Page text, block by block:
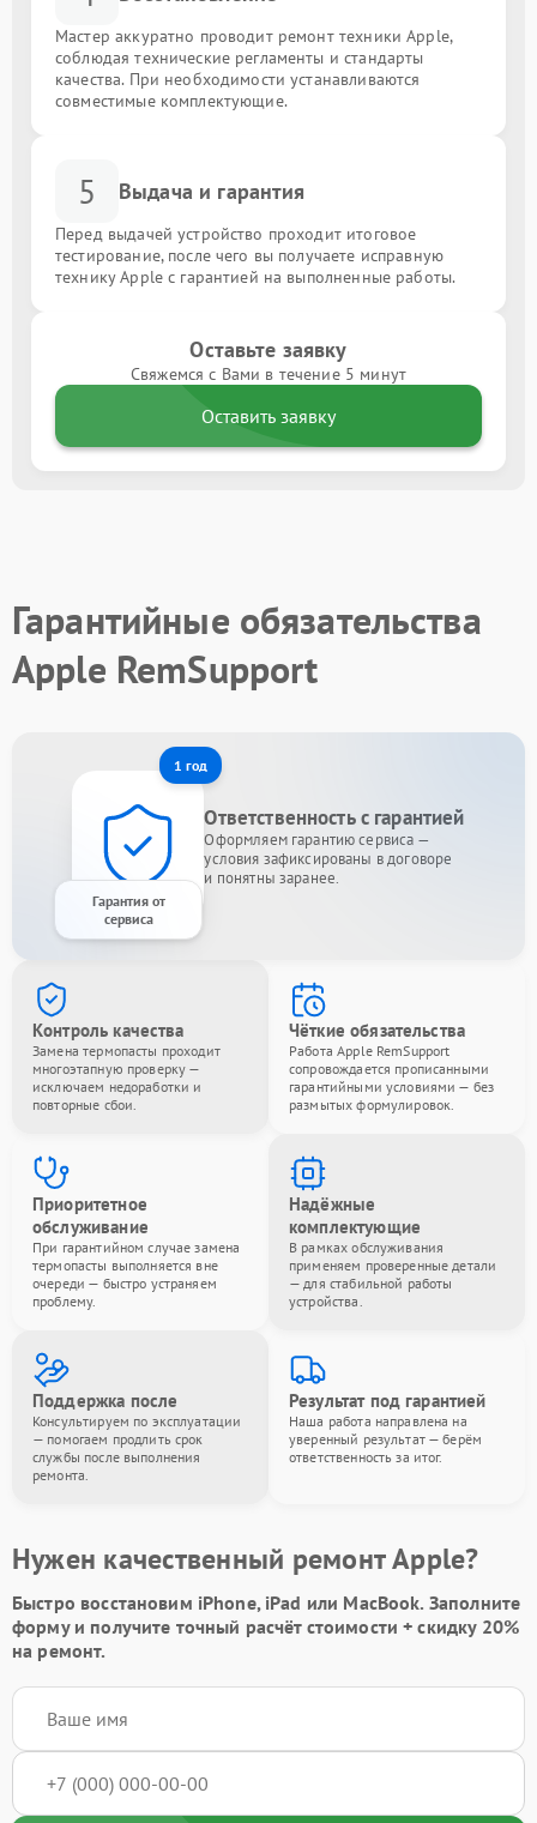
Мастер аккуратно проводит ремонт техники Apple,
соблюдая технические регламенты и стандарты
качества. При необходимости устанавливаются
совместимые комплектующие.
5 Выдача и гарантия
Перед выдачей устройство проходит итоговое
тестирование, после чего вы получаете исправную
технику Apple с гарантией на выполненные работы.
Оставьте заявку
Свяжемся с Вами в течение 5 минут
Оставить заявку
Гарантийные обязательства
Apple RemSupport
1 год
Гарантия от
сервиса
Ответственность с гарантией
Оформляем гарантию сервиса —
условия зафиксированы в договоре
и понятны заранее.
Контроль качества
Замена термопасты проходит
многоэтапную проверку —
исключаем недоработки и
повторные сбои.
Чёткие обязательства
Работа Apple RemSupport
сопровождается прописанными
гарантийными условиями — без
размытых формулировок.
Приоритетное
обслуживание
При гарантийном случае замена
термопасты выполняется вне
очереди — быстро устраняем
проблему.
Надёжные
комплектующие
В рамках обслуживания
применяем проверенные детали
— для стабильной работы
устройства.
Поддержка после
Консультируем по эксплуатации
— помогаем продлить срок
службы после выполнения
ремонта.
Результат под гарантией
Наша работа направлена на
уверенный результат — берём
ответственность за итог.
Нужен качественный ремонт Apple?
Быстро восстановим iPhone, iPad или MacBook. Заполните
формуи получите точный расчёт стоимости +скидку 20%
на ремонт.